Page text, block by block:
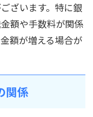
ざいます。特に銀
額や手数料が関係
額が増える場合が
関係